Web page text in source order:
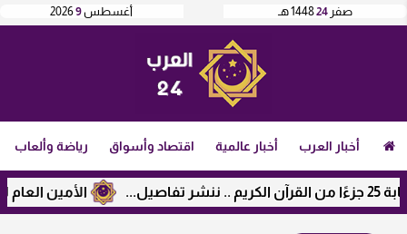
أغسطس9
2026 صفر 241448 هـ
أخبار العرب أخبار عالمية اقتصاد وأسواق رياضة وألعاب
الأمين العام